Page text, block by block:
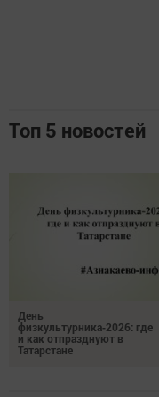
Топ 5 новостей
День
физкультурника‑2026: где
и как отпразднуют в
Татарстане